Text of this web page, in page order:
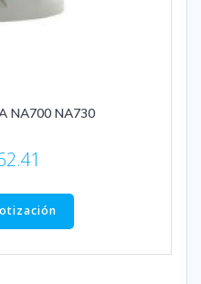
NA700 NA730